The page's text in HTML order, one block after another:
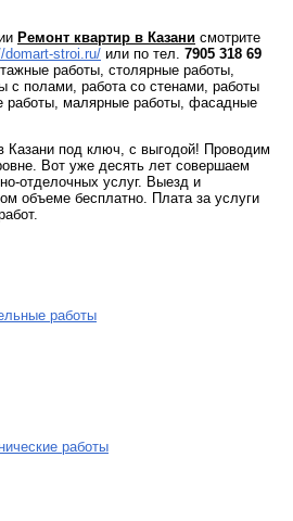
Ремонт квартир в Казани смотрите
domart-stroi.ru/ или по тел. 7905 318 69
работы, столярные работы,
с полами, работа со стенами, работы
работы, малярные работы, фасадные
Казани под ключ, с выгодой! Проводим
Вот уже десять лет совершаем
отделочных услуг. Выезд и
объеме бесплатно. Плата за услуги
работы
работы